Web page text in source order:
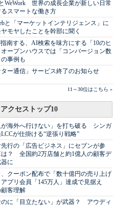
WeWork 世界の成長企業が新しい日常
スマートな働き方
と「マーケットインテリジェンス」に
モヤしたことを幹部に聞く
指南する、AI検索を味方にする「10のヒ
ープンハウスでは「コンバージョン数
事例も
ター通信」サービス終了のお知らせ
11～30位はこちら »
クセストップ10
が海外へ行けない」を打ち破る シンガ
が仕掛ける“逆張り戦略”
行の「広告ビジネス」にセブンが参
は？ 全国約2万店舗と約1億人の顧客デ
に
クーポン配布で「数十億円の売り上げ
プリ会員「145万人」達成で見据え
客理解
のに「目立たない」が武器？ アウディ